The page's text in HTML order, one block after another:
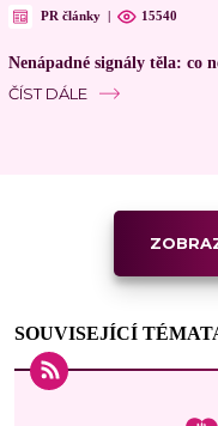
PR články 15540
Nenápadné signály těla: co
ČÍST DÁLE
SOUVISEJÍCÍ